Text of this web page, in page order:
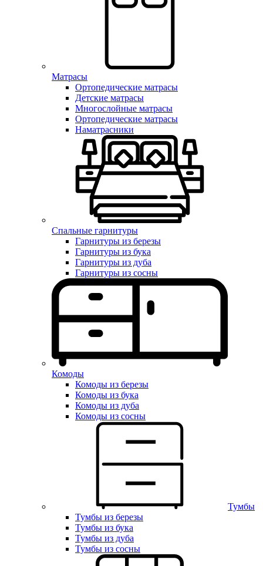
Матрасы
Ортопедические матрасы
Детские матрасы
Многослойные матрасы
Ортопедические матрасы
Наматрасники
Спальные гарнитуры
Гарнитуры из березы
Гарнитуры из бука
Гарнитуры из дуба
Гарнитуры из сосны
Комоды
Комоды из березы
Комоды из бука
Комоды из дуба
Комоды из сосны
Тумбы
Тумбы из березы
Тумбы из бука
Тумбы из дуба
Тумбы из сосны